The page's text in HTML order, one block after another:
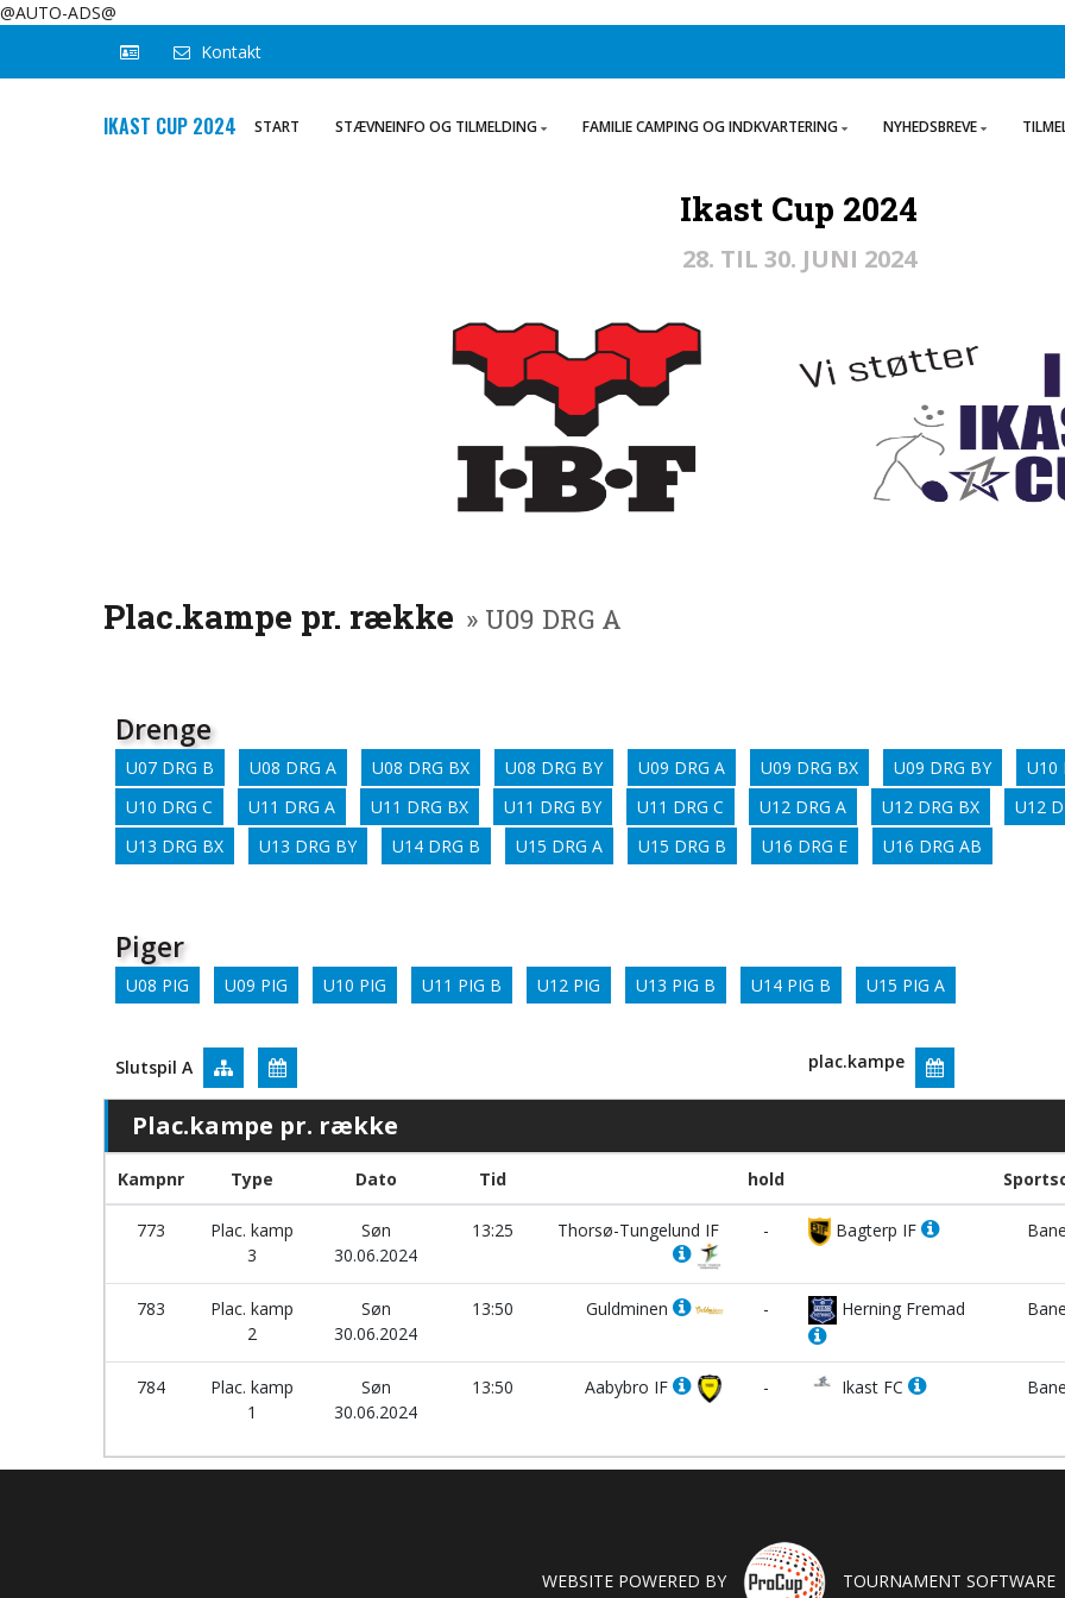
@AUTO-ADS@
Kontakt
IKAST CUP 2024 START STÆVNEINFO OG TILMELDING FAMILIE CAMPING OG INDKVARTERING NYHEDSBREVE
Ikast Cup 2024
28. TIL 30. JUNI 2024
Plac.kampe pr. række » U09 DRG A
Drenge
U07 DRG B U08 DRG A U08 DRG BX U08 DRG BY U09 DRG A U09 DRG BX U09 DRG BY U10
U10 DRG C
U11 DRG A U11 DRG BX U11 DRG BY U11 DRG C U12 DRG A U12 DRG BX U12
U13 DRG BX
U13 DRG BY U14 DRG B U15 DRG A U15 DRG B U16 DRG E U16 DRG AB
Piger
U08 PIG U09 PIG U10 PIG U11 PIG B U12 PIG U13 PIG B U14 PIG B U15 PIG A
Slutspil A plac.kampe
Plac.kampe pr. række
Kampnr Type Dato Tid hold
773
Plac. kamp
3
Søn
30.06.2024
13:25 Thorsø-Tungelund IF - Bagterp IF
783
Plac. kamp
2
Søn
30.06.2024
13:50 Guldminen - Herning Fremad
784
Plac. kamp
1
Søn
30.06.2024
13:50 Aabybro IF - Ikast FC
WEBSITE POWERED BY TOURNAMENT SOFTWARE